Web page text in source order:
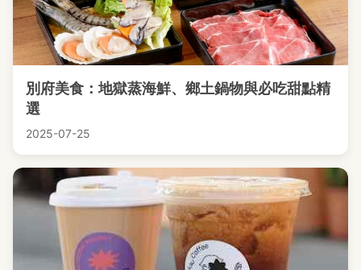
別府美食：地獄蒸海鮮、鄉土鍋物與必吃甜點精
選
2025-07-25